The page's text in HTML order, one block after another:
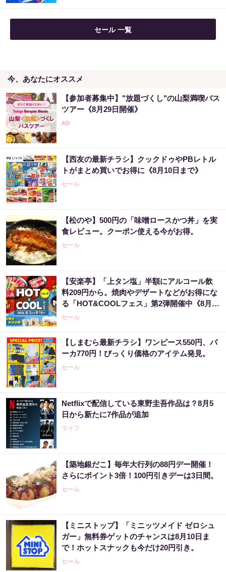
セール 一覧
今、あなたにオススメ
【参加者募集中】"放題づくし"の山梨満喫バス
ツアー《8月29日開催》
【西友の最新チラシ】クックドゥやPBレトル
トがまとめ買いでお得に《8月10日まで》
セール
【松のや】500円の「味噌ロースかつ丼」を実
食レビュー。クーポン使える今がお得。
セール
【安楽亭】「上タン塩」半額にアルコール飲
料209円から。焼肉やデザートなどがお得にな
る「HOT&COOLフェス」第2弾開催中《8月16
日まで》
セール
【しまむら最新チラシ】ワンピース550円、パ
ーカ770円！びっくり価格のアイテム発見。
セール
Netflixで配信している東野圭吾作品は？8月5
日から新たに7作品が追加
ライフ
【築地銀だこ】毎年大行列の88円デー開催！
さらにポイント3倍！100円引きデーは3日間。
セール
【ミニストップ】「ミニッツメイド ゼロシュ
ガー」無料券ゲットのチャンスは8月10日ま
で！ホットスナックも今だけ20円引き。
セール